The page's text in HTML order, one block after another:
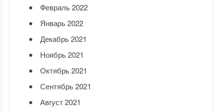
Февраль 2022
Январь 2022
Декабрь 2021
Ноябрь 2021
Октябрь 2021
Сентябрь 2021
Август 2021